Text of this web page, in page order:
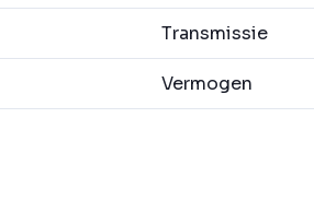
Transmissie
Vermogen